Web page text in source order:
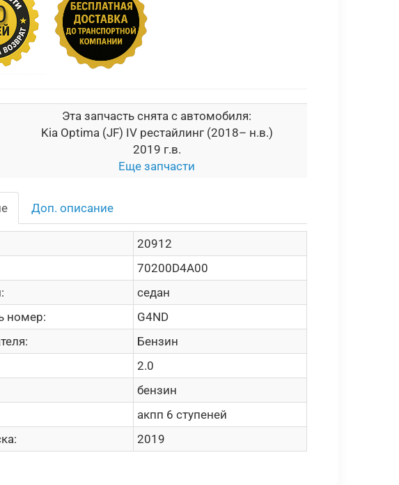
Эта запчасть снята с автомобиля:
Kia Optima (JF) IV рестайлинг (2018– н.в.)
2019 г.в.
Еще запчасти
Доп. описание
20912
70200D4A00
седан
номер:
G4ND
Бензин
2.0
бензин
акпп 6 ступеней
2019